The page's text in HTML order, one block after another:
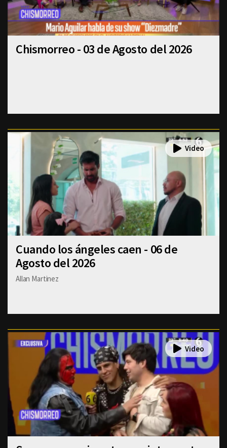
Chismorreo - 03 de Agosto del 2026
Cuando los ángeles caen - 06 de
Agosto del 2026
Allan Martinez